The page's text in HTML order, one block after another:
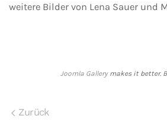
weitere Bilder von Lena Sauer und
Joomla Gallerymakes it better.
Zurück